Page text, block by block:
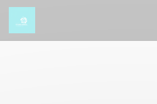
Personalizzazione delle tue scelte sui cookie